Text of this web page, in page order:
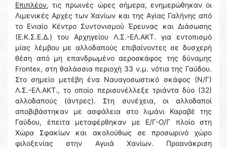
Επιπλέον, τις πρωινές ώρες σήμερα, ενημερώθηκαν οι
Λιμενικές Αρχές των Χανίων και της Αγίας Γαλήνης από
το Ενιαίο Κέντρο Συντονισμού Έρευνας και Διάσωσης
(Ε.Κ.Σ.Ε.Δ.) του Αρχηγείου Λ.Σ.-ΕΛ.ΑΚΤ. για εντοπισμό
μίας λέμβου με αλλοδαπούς επιβαίνοντες σε δυσχερή
θέση από μη επανδρωμένο αεροσκάφος της δύναμης
Frontex, στη θαλάσσια περιοχή 33 ν.μ. νότια της Γαύδου.
Στο σημείο μετέβη ένα Ναυαγοσωστικό σκάφος (Ν/Γ)
Λ.Σ.-ΕΛ.ΑΚΤ., το οποίο περισυνέλλεξε τριάντα δύο (32)
αλλοδαπούς (άντρες). Στη συνέχεια, οι αλλοδαποί
αποβιβάστηκαν με ασφάλεια στο λιμάνι Καραβέ της
Γαύδου, έπειτα μεταφέρθηκαν με Ε/Γ-Ο/Γ πλοίο στη
Χώρα Σφακίων και ακολούθως σε προσωρινό χώρο
φιλοξενίας στην Αγυιά Χανίων. Προανάκριση